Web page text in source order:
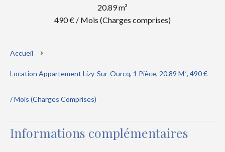
20.89 m²
490 € / Mois (Charges comprises)
Accueil
Location Appartement Lizy-Sur-Ourcq, 1 Pièce, 20.89 M², 490 €
/ Mois (Charges Comprises)
Informations complémentaires